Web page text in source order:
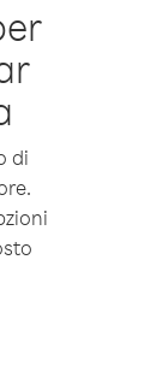
di